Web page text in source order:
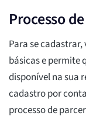
Processo
Para se
básicas e permite
disponível na sua
cadastro por
processo de